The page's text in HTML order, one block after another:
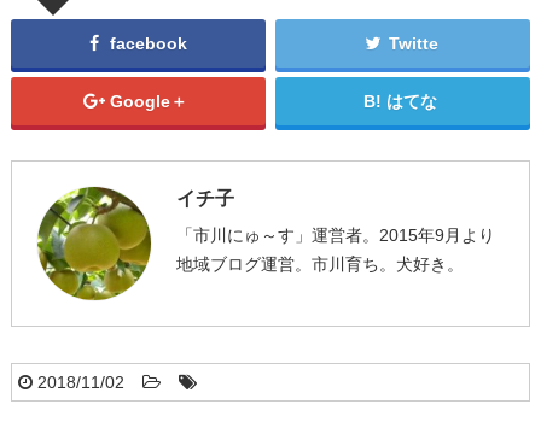
facebook Twitte
Google＋ はてな
イチ子
「市川にゅ～す」運営者。2015年9月より
地域ブログ運営。市川育ち。犬好き。
2018/11/02